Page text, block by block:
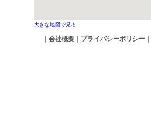
大きな地図で見る
｜ 会社概要 ｜ プライバシーポリシー ｜